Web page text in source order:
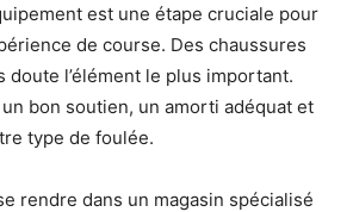
est une étape cruciale pour
de course. Des chaussures
doute l’élément le plus important.
bon soutien, un amorti adéquat et
type de foulée.
rendre dans un magasin spécialisé